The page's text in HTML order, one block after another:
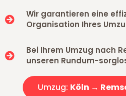
Wir garantieren eine
Organisation Ihres
Bei Ihrem Umzug nach
unseren Rundum-
Umzug: Köln →